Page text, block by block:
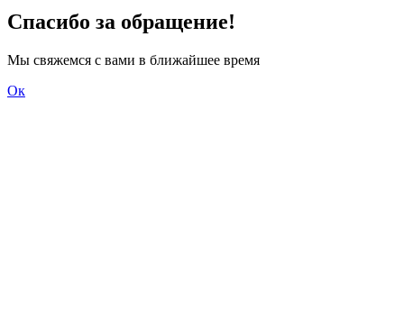
Спасибо за обращение!
Мы свяжемся с вами в ближайшее время
Ок